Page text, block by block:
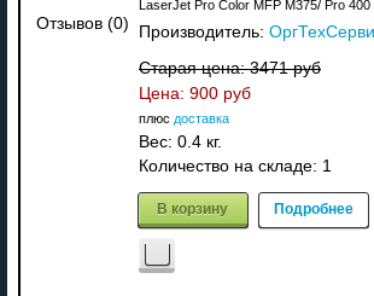
Отзывов (0)
LaserJet Pro Color MFP M375/ Pro 400
Производитель:
Старая цена:3471 руб
Цена: 900 руб
плюс доставка
Вес: 0.4 кг.
Количество на складе: 1
В корзину Подробнее